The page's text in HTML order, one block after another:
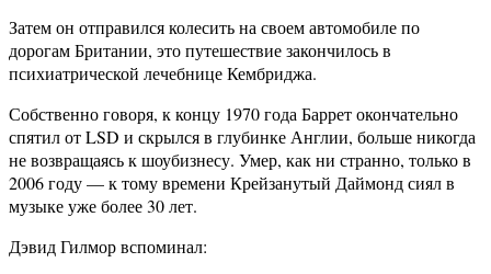
Затем он отправился колесить на своем автомобиле по
дорогам Британии, это путешествие закончилось в
психиатрической лечебнице Кембриджа.
Собственно говоря, к концу 1970 года Баррет окончательно
спятил от LSD и скрылся в глубинке Англии, больше никогда
не возвращаясь к шоубизнесу. Умер, как ни странно, только в
2006 году — к тому времени Крейзанутый Даймонд сиял в
музыке уже более 30 лет.
Дэвид Гилмор вспоминал: